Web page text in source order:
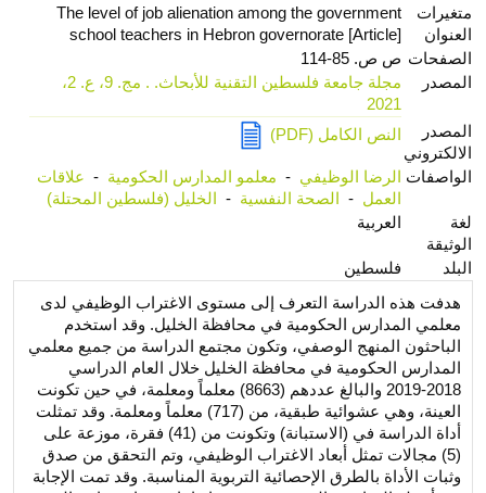
متغيرات
العنوان
The level of job alienation among the government
school teachers in Hebron governorate [Article]
الصفحات ص ص. 85-114
المصدر
مجلة جامعة فلسطين التقنية للأبحاث. . مج. 9، ع. 2،
2021
المصدر
الالكتروني
النص الكامل (PDF)
الواصفات الرضا الوظيفي - معلمو المدارس الحكومية - علاقات
العمل - الصحة النفسية - الخليل (فلسطين المحتلة)
لغة
الوثيقة
العربية
البلد
فلسطين
هدفت هذه الدراسة التعرف إلى مستوى الاغتراب الوظيفي لدى
معلمي المدارس الحكومية في محافظة الخليل. وقد استخدم
الباحثون المنهج الوصفي، وتكون مجتمع الدراسة من جميع معلمي
المدارس الحكومية في محافظة الخليل خلال العام الدراسي
2018-2019 والبالغ عددهم (8663) معلماً ومعلمة، في حين تكونت
العينة، وهي عشوائية طبقية، من (717) معلماً ومعلمة. وقد تمثلت
أداة الدراسة في (الاستبانة) وتكونت من (41) فقرة، موزعة على
(5) مجالات تمثل أبعاد الاغتراب الوظيفي، وتم التحقق من صدق
وثبات الأداة بالطرق الإحصائية التربوية المناسبة. وقد تمت الإجابة